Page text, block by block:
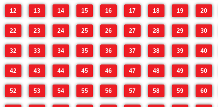
12 13 14 15 16 17 18 19 20
22 23 24 25 26 27 28 29 30
32 33 34 35 36 37 38 39 40
42 43 44 45 46 47 48 49 50
52 53 54 55 56 57 58 59 60